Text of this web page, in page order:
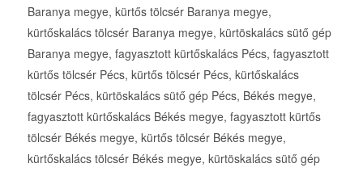
Baranya megye, kürtős tölcsér Baranya megye,
kürtőskalács tölcsér Baranya megye, kürtöskalács sütő gép
Baranya megye, fagyasztott kürtőskalács Pécs, fagyasztott
kürtős tölcsér Pécs, kürtős tölcsér Pécs, kürtőskalács
tölcsér Pécs, kürtöskalács sütő gép Pécs, Békés megye,
fagyasztott kürtőskalács Békés megye, fagyasztott kürtős
tölcsér Békés megye, kürtős tölcsér Békés megye,
kürtőskalács tölcsér Békés megye, kürtöskalács sütő gép